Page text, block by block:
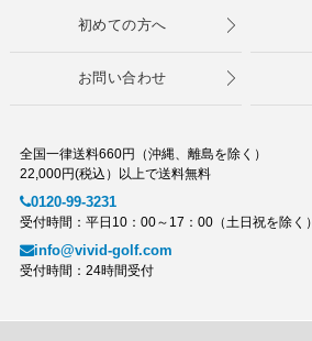
初めての方へ
お問い合わせ
全国一律送料660円（沖縄、離島を除く）
22,000円(税込）以上で送料無料
0120-99-3231
受付時間：平日10：00～17：00（土日祝を除く）
info@vivid-golf.com
受付時間：24時間受付